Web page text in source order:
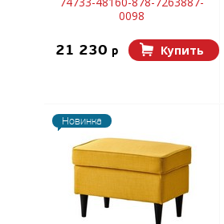
0098
21 230 p Купить
Новинка